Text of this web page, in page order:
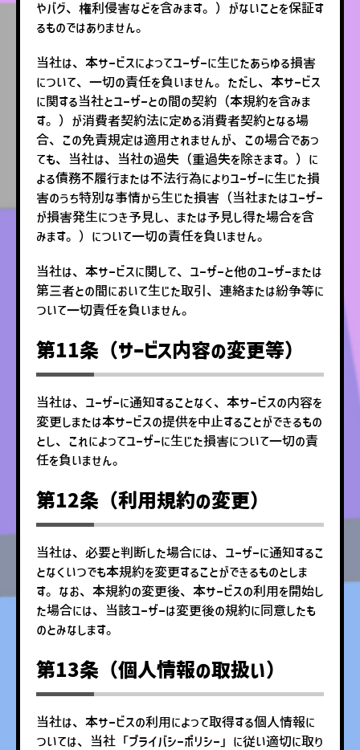
やバグ、権利侵害などを含みます。）がないことを保証す
るものではありません。
当社は、本サービスによってユーザーに生じたあらゆる損害
について、一切の責任を負いません。ただし、本サービス
に関する当社とユーザーとの間の契約（本規約を含みま
す。）が消費者契約法に定める消費者契約となる場
合、この免責規定は適用されませんが、この場合であっ
ても、当社は、当社の過失（重過失を除きます。）に
よる債務不履行または不法行為によりユーザーに生じた損
害のうち特別な事情から生じた損害（当社またはユーザー
が損害発生につき予見し、または予見し得た場合を含
みます。）について一切の責任を負いません。
当社は、本サービスに関して、ユーザーと他のユーザーまたは
第三者との間において生じた取引、連絡または紛争等に
ついて一切責任を負いません。
第11条（サービス内容の変更等）
当社は、ユーザーに通知することなく、本サービスの内容を
変更しまたは本サービスの提供を中止することができるもの
とし、これによってユーザーに生じた損害について一切の責
任を負いません。
第12条（利用規約の変更）
当社は、必要と判断した場合には、ユーザーに通知するこ
となくいつでも本規約を変更することができるものとしま
す。なお、本規約の変更後、本サービスの利用を開始し
た場合には、当該ユーザーは変更後の規約に同意したも
のとみなします。
第13条（個人情報の取扱い）
当社は、本サービスの利用によって取得する個人情報に
ついては、当社「プライバシーポリシー」に従い適切に取り